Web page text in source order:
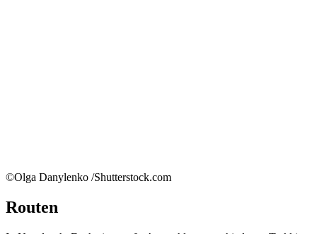
©Olga Danylenko /Shutterstock.com
Routen